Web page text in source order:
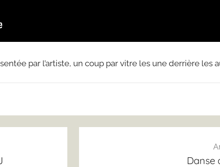
par l’artiste, un coup par vitre les une derrière les
Danse